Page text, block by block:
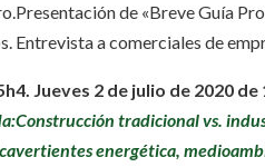
Presentación de «Breve Guía
Entrevista a comerciales de
4. Jueves 2 de julio de 2020 de
Construcción tradicional vs.
vertientes energética,